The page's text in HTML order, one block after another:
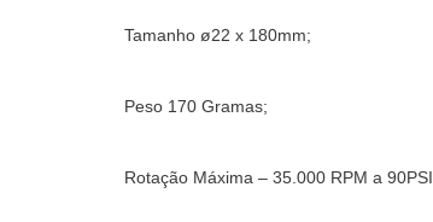
Tamanho ø22 x 180mm;
Peso 170 Gramas;
Rotação Máxima – 35.000 RPM a 90PSI.